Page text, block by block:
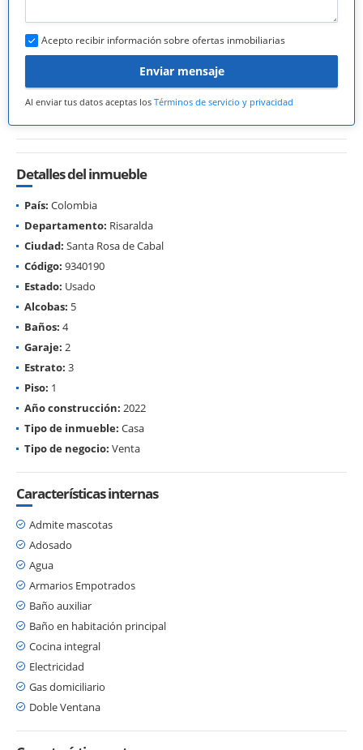
Acepto recibir información sobre ofertas inmobiliarias
Enviar mensaje
Al enviar tus datos aceptas los Términos de servicio y privacidad
Detalles del inmueble
País: Colombia
Departamento: Risaralda
Ciudad: Santa Rosa de Cabal
Código: 9340190
Estado: Usado
Alcobas: 5
Baños: 4
Garaje: 2
Estrato: 3
Piso: 1
Año construcción: 2022
Tipo de inmueble: Casa
Tipo de negocio: Venta
Características internas
Admite mascotas
Adosado
Agua
Armarios Empotrados
Baño auxiliar
Baño en habitación principal
Cocina integral
Electricidad
Gas domiciliario
Doble Ventana